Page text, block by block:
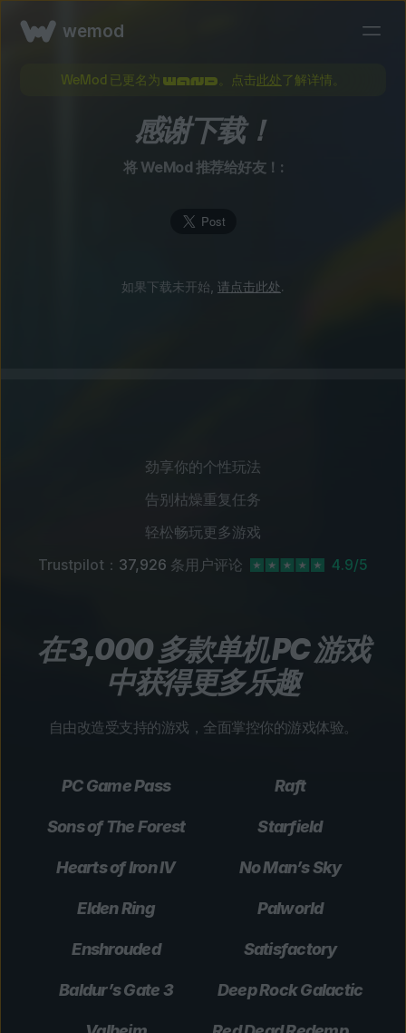
wemod
WeMod 已更名为 。点击此处了解详情。
感谢下载！
将 WeMod 推荐给好友！:
如果下载未开始, 请点击此处.
劲享你的个性玩法
告别枯燥重复任务
轻松畅玩更多游戏
Trustpilot： 37,926 条用户评论 4.9/5
在 3,000 多款单机 PC 游戏
中获得更多乐趣
自由改造受支持的游戏，全面掌控你的游戏体验。
PC Game Pass Raft
Sons of The Forest Starfield
Hearts of Iron IV No Man’s Sky
Elden Ring Palworld
Enshrouded Satisfactory
Baldur’s Gate 3 Deep Rock Galactic